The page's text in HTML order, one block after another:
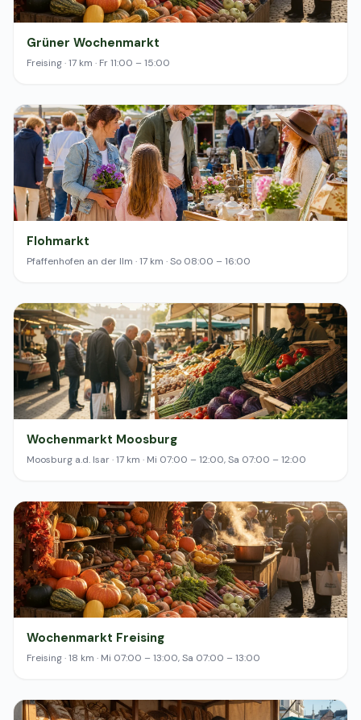
Grüner Wochenmarkt
Freising · 17 km · Fr 11:00 – 15:00
Flohmarkt
Pfaffenhofen an der Ilm · 17 km · So 08:00 – 16:00
Wochenmarkt Moosburg
Moosburg a.d. Isar · 17 km · Mi 07:00 – 12:00, Sa 07:00 – 12:00
Wochenmarkt Freising
Freising · 18 km · Mi 07:00 – 13:00, Sa 07:00 – 13:00